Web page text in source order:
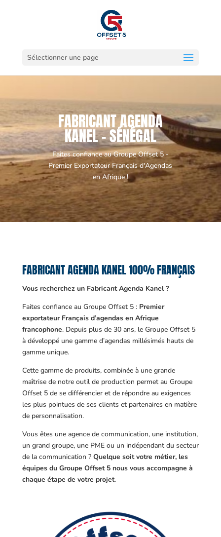
Sélectionner une page
FABRICANT AGENDA
KANEL - SÉNÉGAL
Faites confiance au Groupe Offset 5 -
Premier Exportateur Français d'Agendas
en Afrique !
FABRICANT AGENDA KANEL 100% FRANÇAIS
Vous recherchez un Fabricant Agenda Kanel ?
Faites confiance au Groupe Offset 5 : Premier
exportateur Français d’agendas en Afrique
francophone. Depuis plus de 30 ans, le Groupe Offset 5
à développé une gamme d’agendas millésimés hauts de
gamme unique.
Cette gamme de produits, combinée à une grande
maîtrise de notre outil de production permet au Groupe
Offset 5 de se différencier et de répondre au exigences
les plus pointues de ses clients et partenaires en matière
de personnalisation.
Vous êtes une agence de communication, une institution,
un grand groupe, une PME ou un indépendant du secteur
de la communication ? Quelque soit votre métier, les
équipes du Groupe Offset 5 nous vous accompagne à
chaque étape de votre projet.